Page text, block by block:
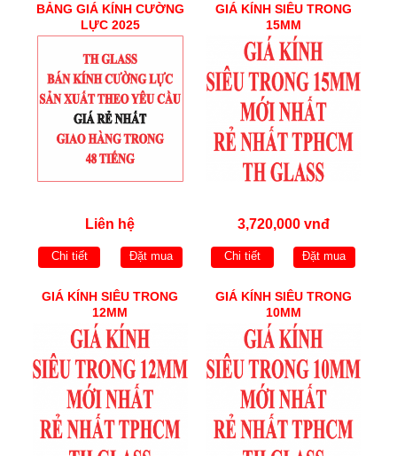
BẢNG GIÁ KÍNH CƯỜNG
LỰC 2025
Liên hệ
Chi tiết Đặt mua
GIÁ KÍNH SIÊU TRONG
15MM
3,720,000 vnđ
Chi tiết Đặt mua
GIÁ KÍNH SIÊU TRONG
12MM
GIÁ KÍNH SIÊU TRONG
10MM